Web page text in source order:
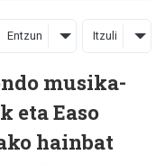
Entzun Itzuli
musika-
eta Easo
hainbat